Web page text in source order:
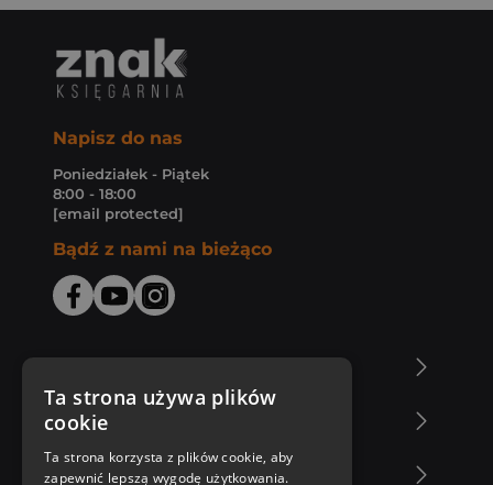
Napisz do nas
Poniedziałek - Piątek
8:00 - 18:00
[email protected]
Bądź z nami na bieżąco
Zakupy u nas
Nasza oferta
Ta strona używa plików
cookie
Ta strona korzysta z plików cookie, aby
zapewnić lepszą wygodę użytkowania.